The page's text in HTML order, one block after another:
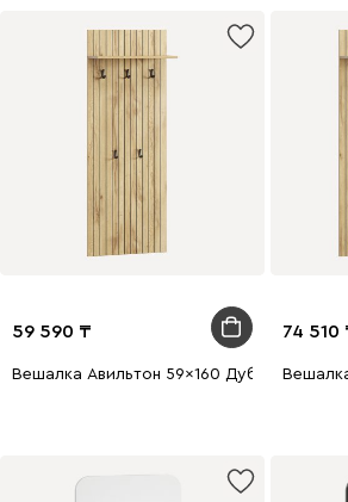
59 590
Вешалка Авильтон 59x160 Дуб
74 510